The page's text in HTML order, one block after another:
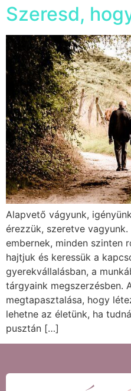
Szeresd,
Alapvető vágyunk,
érezzük, szeretve
embernek, minden szinten
hajtjuk és keressük a
gyerekvállalásban, a
tárgyaink megszerzésben.
megtapasztalása, hogy
lehetne az életünk, ha
pusztán […]